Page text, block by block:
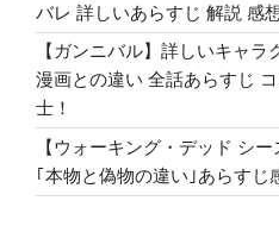
バレ 詳しいあらすじ 解説 感
【ガンニバル】詳しいキャ
漫画との違い 全話あらすじ
士！
【ウォーキング・デッド シ
｢本物と偽物の違い｣あらすじ